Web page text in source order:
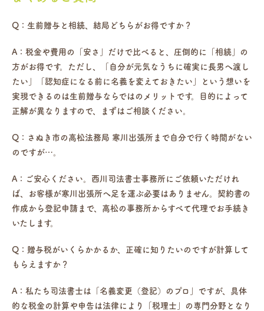
Q：生前贈与と相続、結局どちらがお得ですか？
A：税金や費用の「安さ」だけで比べると、圧倒的に「相続」の
方がお得です。ただし、「自分が元気なうちに確実に長男へ渡し
たい」「認知症になる前に名義を変えておきたい」という想いを
実現できるのは生前贈与ならではのメリットです。目的によって
正解が異なりますので、まずはご相談ください。
Q：さぬき市の高松法務局 寒川出張所まで自分で行く時間がない
のですが…。
A：ご安心ください。西川司法書士事務所にご依頼いただけれ
ば、お客様が寒川出張所へ足を運ぶ必要はありません。契約書の
作成から登記申請まで、高松の事務所からすべて代理でお手続き
いたします。
Q：贈与税がいくらかかるか、正確に知りたいのですが計算して
もらえますか？
A：私たち司法書士は「名義変更（登記）のプロ」ですが、具体
的な税金の計算や申告は法律により「税理士」の専門分野となり